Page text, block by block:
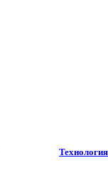
Технология